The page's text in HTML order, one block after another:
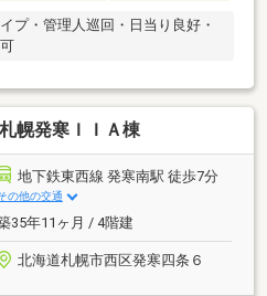
プ・管理人巡回・日当り良好・
幌発寒ＩＩＡ棟
地下鉄東西線 発寒南駅 徒歩7分
の他の交通
35年11ヶ月 / 4階建
北海道札幌市西区発寒四条６